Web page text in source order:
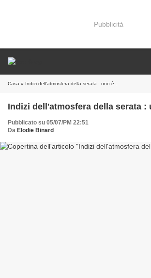
Pubblicità
Casa » Indizi dell'atmosfera della serata : uno è...
Indizi dell'atmosfera della serata :
Pubblicato su 05/07/PM 22:51
Da Elodie Binard